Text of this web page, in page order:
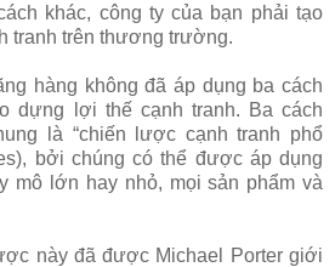
khác, công ty của bạn phải tạo
tranh trên thương trường.
hàng không đã áp dụng ba cách
dựng lợi thế cạnh tranh. Ba cách
là “chiến lược cạnh tranh phổ
bởi chúng có thể được áp dụng
mô lớn hay nhỏ, mọi sản phẩm và
này đã được Michael Porter giới